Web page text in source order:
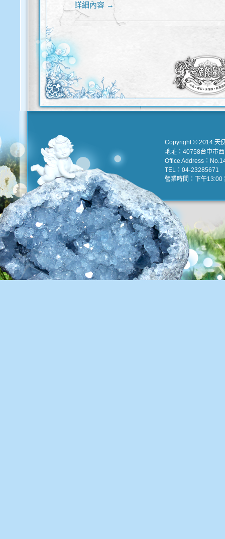
詳細內容 →
Copyright © 2014 天
地址：40758台中市
Office Address：
TEL：04-23285671
營業時間：下午13:00